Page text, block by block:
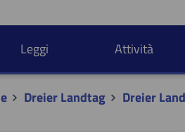
Leggi Attività
Dreier Landtag Dreier